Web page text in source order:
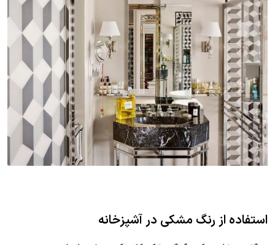
استفاده از رنگ مشکی در آشپزخانه